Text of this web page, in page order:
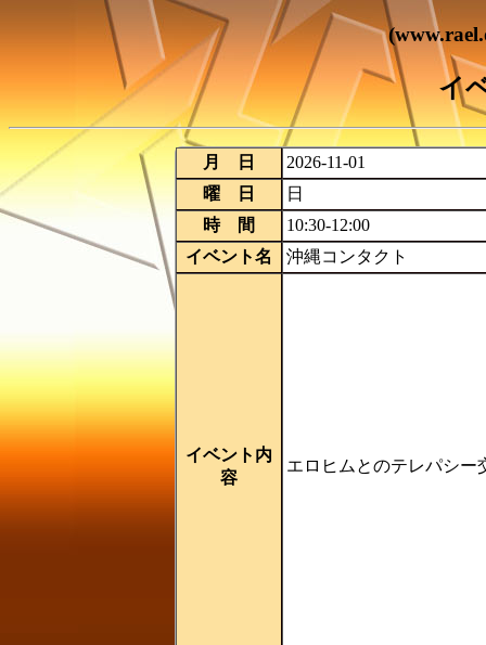
イ
月 日
2026-11-01
曜 日
日
時 間
10:30-12:00
イベント名
沖縄コンタクト
イベント内
容
エロヒムとのテレパシー